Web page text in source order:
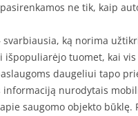
ne tik, kaip
svarbiausia, ką norima
išpopuliarėjo tuomet, kai
daugeliui tapo
informaciją nurodytais
saugomo objekto